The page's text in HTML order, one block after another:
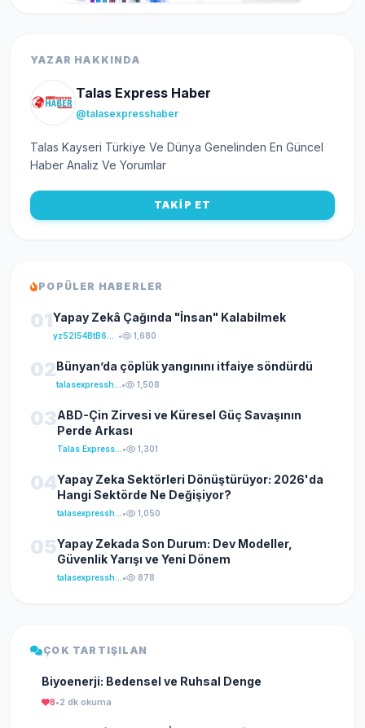
YAZAR HAKKINDA
Talas Express Haber
@talasexpresshaber
Talas Kayseri Türkiye Ve Dünya Genelinden En Güncel
Haber Analiz Ve Yorumlar
TAKİP ET
POPÜLER HABERLER
01Yapay Zekâ Çağında "İnsan" Kalabilmek
• 1,680
02Bünyan’da çöplük yangınını itfaiye söndürdü
• 1,508
03ABD-Çin Zirvesi ve Küresel Güç Savaşının
Perde Arkası
• 1,301
04Yapay Zeka Sektörleri Dönüştürüyor: 2026'da
Hangi Sektörde Ne Değişiyor?
• 1,050
05Yapay Zekada Son Durum: Dev Modeller,
Güvenlik Yarışı ve Yeni Dönem
• 878
ÇOK TARTIŞILAN
Biyoenerji: Bedensel ve Ruhsal Denge
8•2 dk okuma